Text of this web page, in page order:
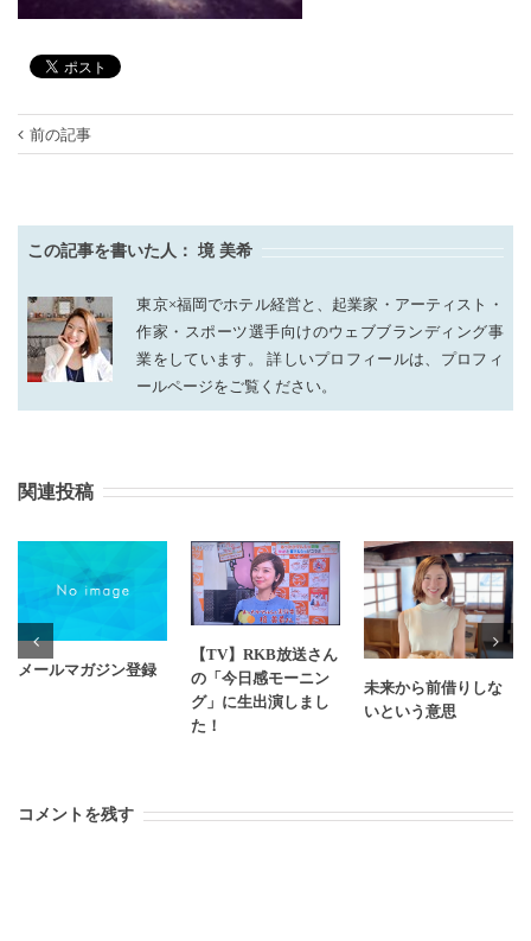
前の記事
この記事を書いた人：境 美希
東京×福岡でホテル経営と、起業家・アーティスト・
作家・スポーツ選手向けのウェブブランディング事
業をしています。 詳しいプロフィールは、プロフィ
ールページをご覧ください。
関連投稿
メールマガジン登録
【TV】RKB放送さん
の「今日感モーニン
グ」に生出演しまし
た！
未来から前借りしな
いという意思
コメントを残す